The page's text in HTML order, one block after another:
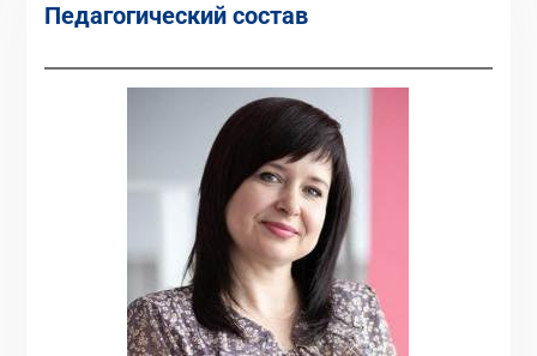
Педагогический состав